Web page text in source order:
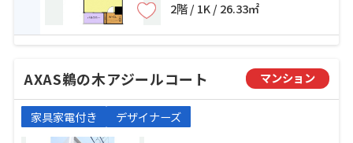
2階 / 1K / 26.33㎡
AXAS鵜の木アジールコート マンション
家具家電付き デザイナーズ